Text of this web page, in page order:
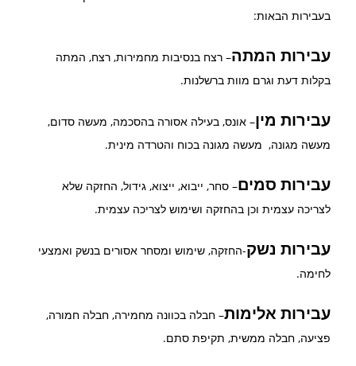
בעבירות הבאות:
עבירות המתה– רצח בנסיבות מחמירות, רצח, המתה
בקלות דעת וגרם מוות ברשלנות.
עבירות מין– אונס, בעילה אסורה בהסכמה, מעשה סדום,
מעשה מגונה, מעשה מגונה בכוח והטרדה מינית.
עבירות סמים– סחר, ייבוא, ייצוא, גידול, החזקה שלא
לצריכה עצמית וכן בהחזקה ושימוש לצריכה עצמית.
עבירות נשק-החזקה, שימוש ומסחר אסורים בנשק ואמצעי
לחימה.
עבירות אלימות– חבלה בכוונה מחמירה, חבלה חמורה,
פציעה, חבלה ממשית, תקיפת סתם.